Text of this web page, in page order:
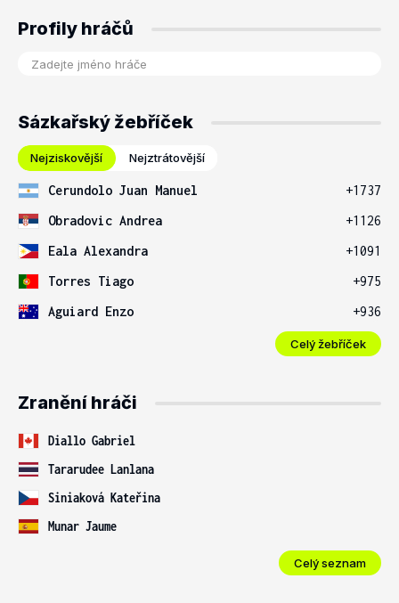
Profily hráčů
Sázkařský žebříček
Nejziskovější Nejztrátovější
Cerundolo Juan Manuel
+1737
Obradovic Andrea
+1126
Eala Alexandra
+1091
Torres Tiago
+975
Aguiard Enzo
+936
Celý žebříček
Zranění hráči
Diallo Gabriel
Tararudee Lanlana
Siniaková Kateřina
Munar Jaume
Celý seznam